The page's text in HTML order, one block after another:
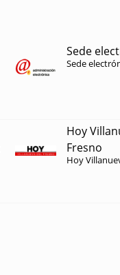
Sede
Sede
Hoy
Fresno
Hoy